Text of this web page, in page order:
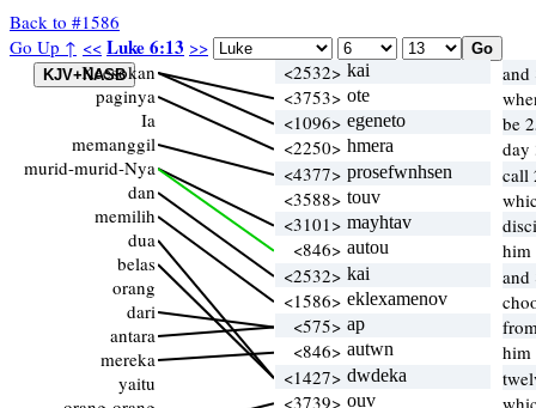
Back to #1586
Go Up ↑ << Luke 6:13 >>
Keesokan
paginya
Ia
memanggil
murid-murid-Nya
dan
memilih
dua
belas
orang
dari
antara
mereka
yaitu
<2532> kai
and
<3753> ote
<1096> egeneto
be
<2250> hmera
day
<4377> prosefwnhsen
call
<3588> touv
<3101> mayhtav
<846> autou
him
<2532> kai
and
<1586> eklexamenov
<575> ap
<846> autwn
him
<1427> dwdeka
<3739> ouv